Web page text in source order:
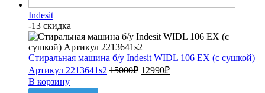
Indesit
-13 скидка
Стиральная машина б/у Indesit WIDL 106 EX (с сушкой)
Артикул 2213641s2 15000₽ 12990₽
В корзину